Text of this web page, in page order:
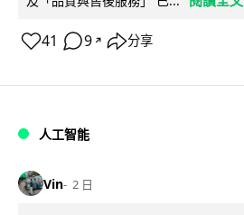
41 9 ↗ 分享
人工智能
Vin 2 日